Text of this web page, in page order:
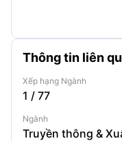
Thông tin liên
Xếp hạng Ngành
1 / 77
Ngành
Truyền thông &